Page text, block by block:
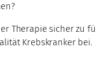
Therapie sicher zu
Krebskranker bei.